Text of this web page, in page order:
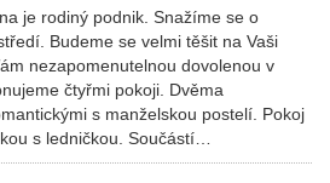
je rodiný podnik. Snažíme se o
Budeme se velmi těšit na Vaši
nezapomenutelnou dovolenou v
čtyřmi pokoji. Dvěma
s manželskou postelí. Pokoj
s ledničkou. Součástí…